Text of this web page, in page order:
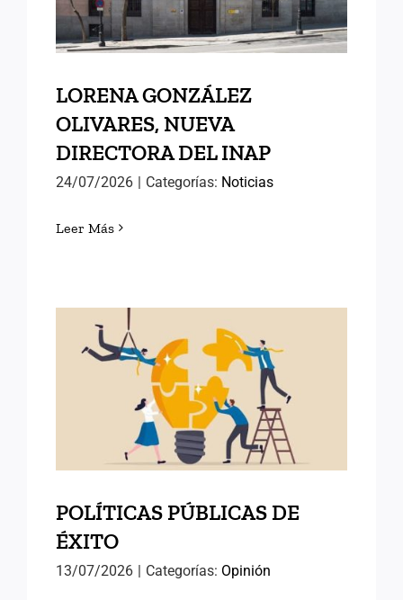
LORENA GONZÁLEZ
OLIVARES, NUEVA
DIRECTORA DEL INAP
24/07/2026 | Categorías: Noticias
Leer Más
POLÍTICAS PÚBLICAS DE
ÉXITO
POLÍTICAS PÚBLICAS DE
ÉXITO
13/07/2026 | Categorías: Opinión